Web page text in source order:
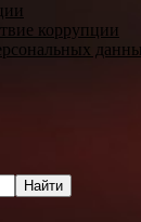
коррупции